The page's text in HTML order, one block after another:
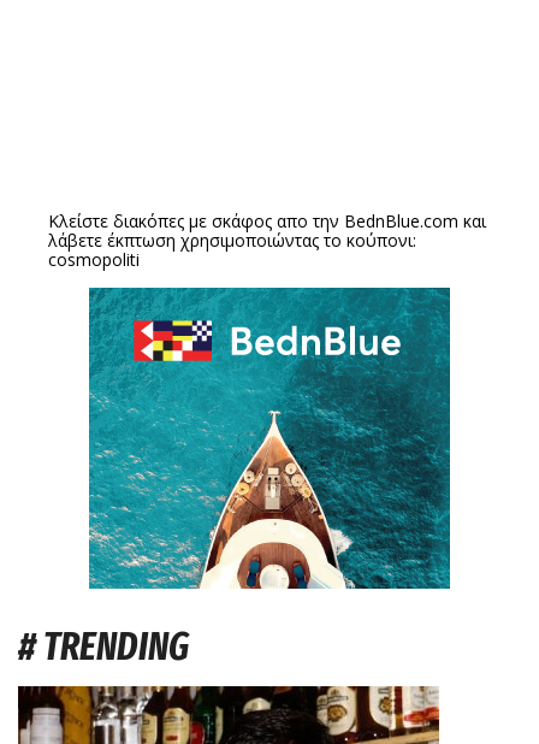
Κλείστε διακόπες με σκάφος απο την BednBlue.com και
λάβετε έκπτωση χρησιμοποιώντας το κούπονι:
cosmopoliti
# TRENDING